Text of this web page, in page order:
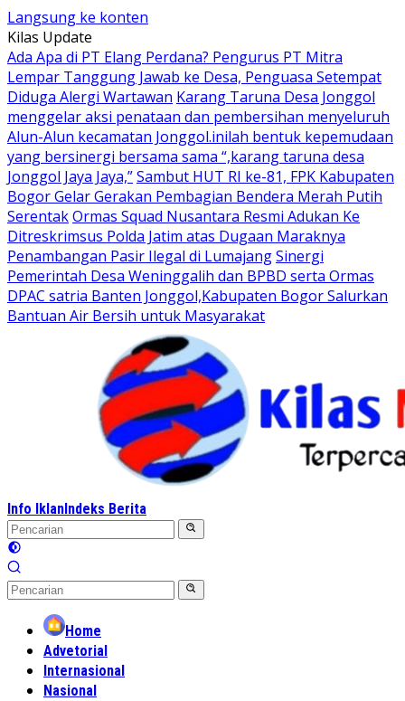
Langsung ke konten
Kilas Update
Ada Apa di PT Elang Perdana? Pengurus PT Mitra
Lempar Tanggung Jawab ke Desa, Penguasa Setempat
Diduga Alergi Wartawan Karang Taruna Desa Jonggol
menggelar aksi penataan dan pembersihan menyeluruh
Alun-Alun kecamatan Jonggol.inilah bentuk kepemudaan
yang bersinergi bersama sama “,karang taruna desa
Jonggol Jaya Jaya,”Sambut HUT RI ke-81, FPK Kabupaten
Bogor Gelar Gerakan Pembagian Bendera Merah Putih
SerentakOrmas Squad Nusantara Resmi Adukan Ke
Ditreskrimsus Polda Jatim atas Dugaan Maraknya
Penambangan Pasir Ilegal di LumajangSinergi
Pemerintah Desa Weninggalih dan BPBD serta Ormas
DPAC satria Banten Jonggol,Kabupaten Bogor Salurkan
Bantuan Air Bersih untuk Masyarakat
Info IklanIndeks Berita
Home
Advetorial
Internasional
Nasional